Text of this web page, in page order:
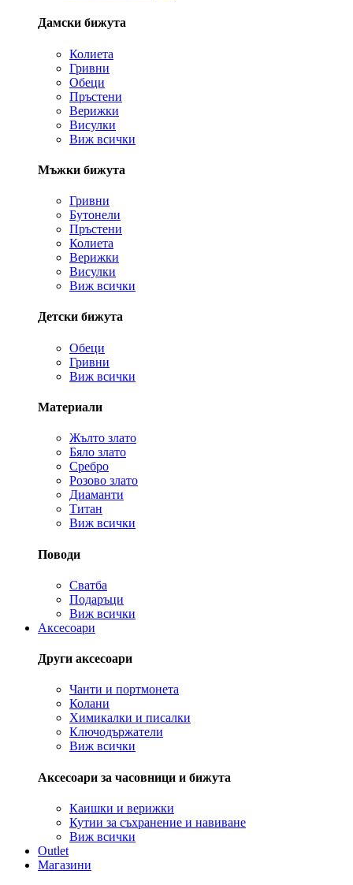
Дамски бижута
Колиета
Гривни
Обеци
Пръстени
Верижки
Висулки
Виж всички
Мъжки бижута
Гривни
Бутонели
Пръстени
Колиета
Верижки
Висулки
Виж всички
Детски бижута
Обеци
Гривни
Виж всички
Материали
Жълто злато
Бяло злато
Сребро
Розово злато
Диаманти
Титан
Виж всички
Поводи
Сватба
Подаръци
Виж всички
Аксесоари
Други аксесоари
Чанти и портмонета
Колани
Химикалки и писалки
Ключодържатели
Виж всички
Аксесоари за часовници и бижута
Каишки и верижки
Кутии за съхранение и навиване
Виж всички
Outlet
Магазини